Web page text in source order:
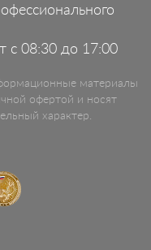
с 08:30 до 17:00
материалы
офертой и носят
характер.